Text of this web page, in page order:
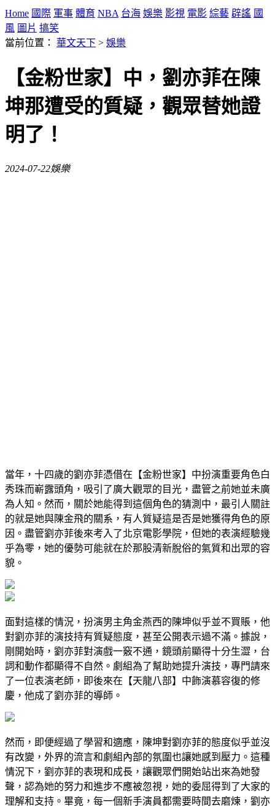
Home 國際 軍事 體育 NBA 台海 娛樂 影視 電影 綜藝 辟謠 國
風 圖片 搞笑
當前位置： 華文天下 > 娛樂
【金粉世家】中，劉亦菲在陳
坤那遭受的質疑，觀眾替她證
明了！
2024-07-22娛樂
當年，十四歲的劉亦菲憑借在【金粉世家】中扮演重要角色白
秀珠而嶄露頭角，吸引了廣大觀眾的目光，盡管之前她並未廣
為人知。然而，關於她能得到這個角色的猜測中，最引人關註
的就是她與陳金飛的關系，有人質疑這是否是她獲得角色的原
因。盡管劉亦菲後來考入了北京電影學院，但她的表演經驗幾
乎為零，她的優勢可能就在於那股清新脫俗的氣質和出眾的容
貌。
面對這樣的情況，扮演男主角金燕西的陳坤似乎並不買賬，他
對劉亦菲的演技持有質疑態度，甚至公開表示過不滿。據說，
剛開始時，劉亦菲對演戲一竅不通，鏡頭前顯得十分生澀，台
詞和動作都顯得不自然。劇組為了幫助她提升演技，專門請來
了一位表演老師，即後來在【天龍八部】中飾演慕容復的修
慶，他成了劉亦菲的導師。
然而，即便經過了學習和適應，陳坤對劉亦菲的態度似乎並沒
有改變，外界的流言和劇組內部的氛圍也讓她感到壓力。這種
情況下，劉亦菲的表現和成長，讓觀眾們開始站出來為她發
聲，認為她的努力和進步不應被忽視，她的委屈得到了大家的
理解和支持。畢竟，每一個新手演員都需要時間去磨煉，劉亦